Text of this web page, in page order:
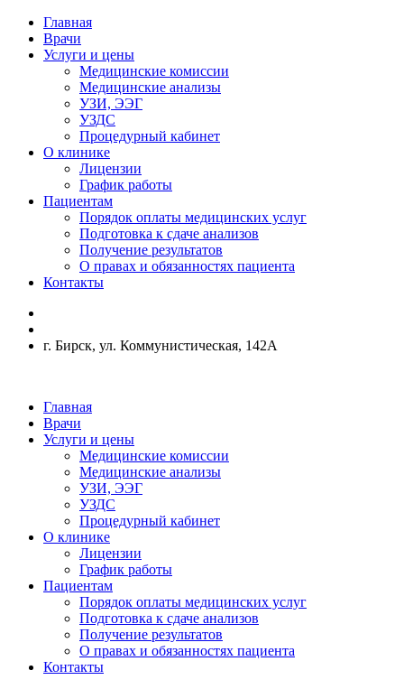
Главная
Врачи
Услуги и цены
Медицинские комиссии
Медицинские анализы
УЗИ, ЭЭГ
УЗДС
Процедурный кабинет
О клинике
Лицензии
График работы
Пациентам
Порядок оплаты медицинских услуг
Подготовка к сдаче анализов
Получение результатов
О правах и обязанностях пациента
Контакты
г. Бирск, ул. Коммунистическая, 142А
Главная
Врачи
Услуги и цены
Медицинские комиссии
Медицинские анализы
УЗИ, ЭЭГ
УЗДС
Процедурный кабинет
О клинике
Лицензии
График работы
Пациентам
Порядок оплаты медицинских услуг
Подготовка к сдаче анализов
Получение результатов
О правах и обязанностях пациента
Контакты